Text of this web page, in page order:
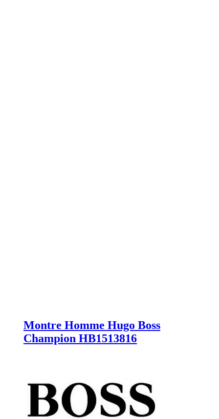
Montre Homme Hugo Boss
Champion HB1513816